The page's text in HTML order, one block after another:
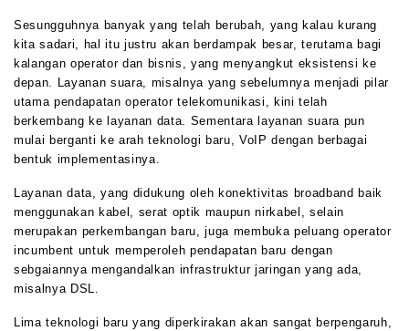
Sesungguhnya banyak yang telah berubah, yang kalau kurang
kita sadari, hal itu justru akan berdampak besar, terutama bagi
kalangan operator dan bisnis, yang menyangkut eksistensi ke
depan. Layanan suara, misalnya yang sebelumnya menjadi pilar
utama pendapatan operator telekomunikasi, kini telah
berkembang ke layanan data. Sementara layanan suara pun
mulai berganti ke arah teknologi baru, VoIP dengan berbagai
bentuk implementasinya.
Layanan data, yang didukung oleh konektivitas broadband baik
menggunakan kabel, serat optik maupun nirkabel, selain
merupakan perkembangan baru, juga membuka peluang operator
incumbent untuk memperoleh pendapatan baru dengan
sebgaiannya mengandalkan infrastruktur jaringan yang ada,
misalnya DSL.
Lima teknologi baru yang diperkirakan akan sangat berpengaruh,